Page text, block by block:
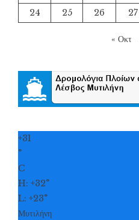
24
25 26 27
« Οκτ
+31
°
C
H: +32°
L: +23°
Μυτιλήνη